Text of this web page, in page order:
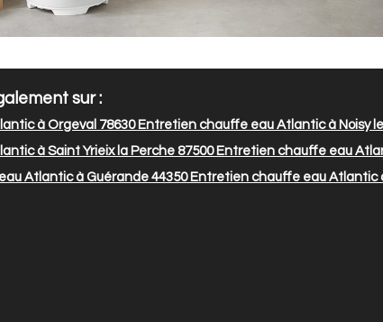
sur :
à Orgeval 78630Entretien chauffe eau Atlantic à Noisy le
à Saint Yrieix la Perche 87500Entretien chauffe eau
Atlantic à Guérande 44350Entretien chauffe eau Atlantic